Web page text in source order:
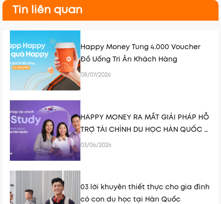
Tin liên quan
Happy Money Tung 4.000 Voucher
Đồ Uống Tri Ân Khách Hàng
08/07/2026
HAPPY MONEY RA MẮT GIẢI PHÁP HỖ
TRỢ TÀI CHÍNH DU HỌC HÀN QUỐC K-
STUDY
03/06/2026
03 lời khuyên thiết thực cho gia đình
có con du học tại Hàn Quốc